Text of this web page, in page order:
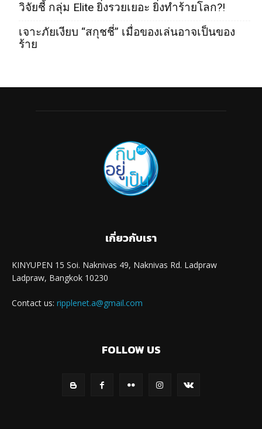
วิจัยชี้ กลุ่ม Elite ยิ่งรวยเยอะ ยิ่งทำร้ายโลก?!
เจาะภัยเงียบ “สกุชชี่” เมื่อของเล่นอาจเป็นของ
ร้าย
เกี่ยวกับเรา
KINYUPEN 15 Soi. Naknivas 49, Naknivas Rd. Ladpraw
Ladpraw, Bangkok 10230
Contact us: ripplenet.a@gmail.com
FOLLOW US